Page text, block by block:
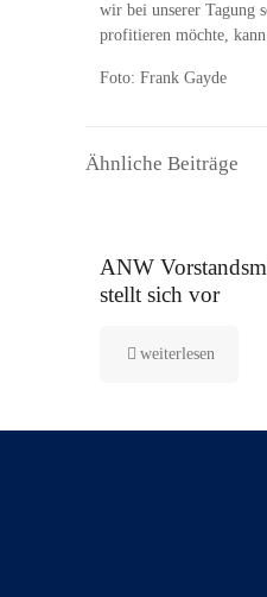
wir bei unserer Tagung
profitieren möchte,
Foto: Frank Gayde
Ähnliche Beiträge
ANW
stellt sich vor
weiterlesen